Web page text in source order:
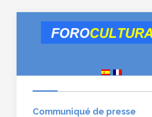
Communiqué de presse